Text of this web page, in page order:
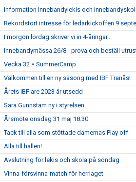
Information Innebandylekis och
Rekordstort intresse för ledarkickoffen 9
I morgon lördag skriver vi in 4-åringar...
Innebandymässa 26/8 - prova och beställ
Vecka 32 = SummerCamp
Välkommen till en ny säsong med IBF Tranås!
Årets IBF:are 2023 är utsedd
Sara Gunnstam ny i styrelsen
Årsmöte onsdag 31 maj 18.30
Tack till alla som stöttade damernas Play off
Alla till hallen!
Avslutning för lekis och skola på söndag
Vinna-försvinna-match för herrlaget